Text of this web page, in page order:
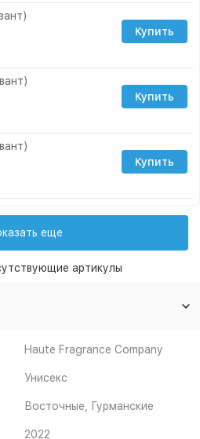
Купить
Купить
Купить
Купить
75мл
еще
артикулы
Haute Fragrance Company
Унисекс
Восточные, Гурманские
2022